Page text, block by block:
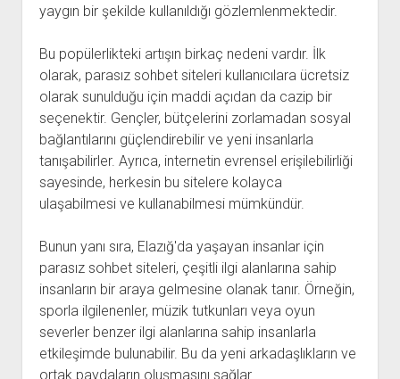
yaygın bir şekilde kullanıldığı gözlemlenmektedir.
Bu popülerlikteki artışın birkaç nedeni vardır. İlk
olarak, parasız sohbet siteleri kullanıcılara ücretsiz
olarak sunulduğu için maddi açıdan da cazip bir
seçenektir. Gençler, bütçelerini zorlamadan sosyal
bağlantılarını güçlendirebilir ve yeni insanlarla
tanışabilirler. Ayrıca, internetin evrensel erişilebilirliği
sayesinde, herkesin bu sitelere kolayca
ulaşabilmesi ve kullanabilmesi mümkündür.
Bunun yanı sıra, Elazığ'da yaşayan insanlar için
parasız sohbet siteleri, çeşitli ilgi alanlarına sahip
insanların bir araya gelmesine olanak tanır. Örneğin,
sporla ilgilenenler, müzik tutkunları veya oyun
severler benzer ilgi alanlarına sahip insanlarla
etkileşimde bulunabilir. Bu da yeni arkadaşlıkların ve
ortak paydaların oluşmasını sağlar.